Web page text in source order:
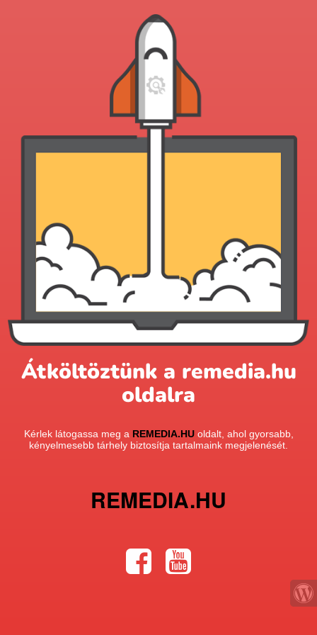
Átköltöztünk a remedia.hu
oldalra
Kérlek látogassa meg a REMEDIA.HUoldalt, ahol gyorsabb,
kényelmesebb tárhely biztosítja tartalmaink megjelenését.
REMEDIA.HU